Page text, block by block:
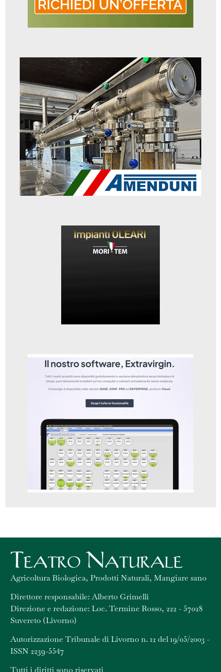
Agricoltura Biologica, Prodotti Naturali, Mangiare sano
Direttore responsabile: Alberto Grimelli
Direzione e redazione: Loc. Termine Rosso, 222 - 57028
Suvereto (Livorno)
Autorizzazione Tribunale di Livorno n. 12 del 19/05/2003 -
ISSN 2239-5547
Tutti i diritti sono riservati